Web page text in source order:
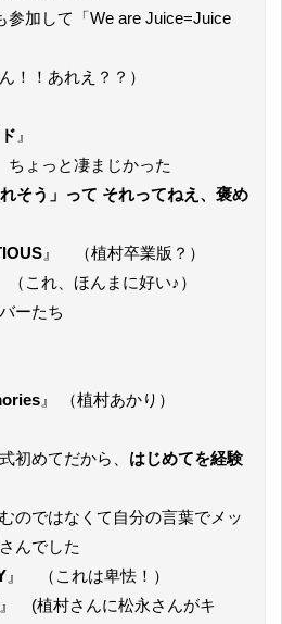
参加して「We are Juice=Juice
！！あれえ？？）
』
ょっと凄まじかった
れそう」って それってねえ、褒め
』 （植村卒業版？）
これ、ほんまに好い♪）
ーたち
』 （植村あかり）
初めてだから、 はじめてを経験
のではなくて自分の言葉でメッ
んでした
』 （これは卑怯！）
』 (植村さんに松永さんがキ